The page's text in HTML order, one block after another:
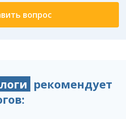
рекомендует